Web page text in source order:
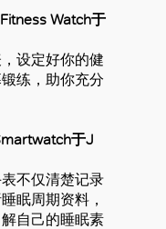
Watch于
设定好你的健
练，助你充分
于J
不仅清楚记录
眠周期资料，
自己的睡眠素